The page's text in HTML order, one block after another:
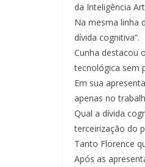
da Inteligência
Na mesma linha
dívida cognitiva”.
Cunha destacou
tecnológica sem
Em sua
apenas no
Qual a dívida
terceirização do
Tanto Florence
Após as